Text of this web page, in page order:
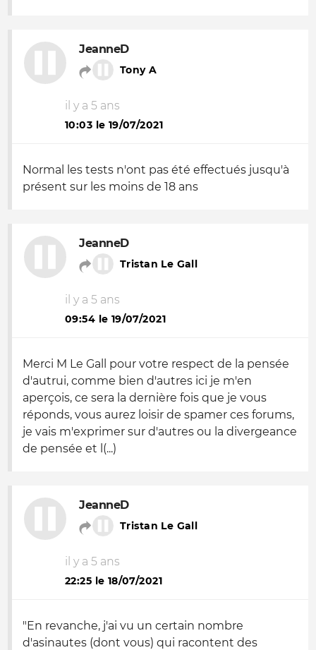
JeanneD
Tony A
il y a 5 ans
10:03 le 19/07/2021
Normal les tests n'ont pas été effectués jusqu'à
présent sur les moins de 18 ans
JeanneD
Tristan Le Gall
il y a 5 ans
09:54 le 19/07/2021
Merci M Le Gall pour votre respect de la pensée
d'autrui, comme bien d'autres ici je m'en
aperçois, ce sera la dernière fois que je vous
réponds, vous aurez loisir de spamer ces forums,
je vais m'exprimer sur d'autres ou la divergeance
de pensée et l(...)
JeanneD
Tristan Le Gall
il y a 5 ans
22:25 le 18/07/2021
"En revanche, j'ai vu un certain nombre
d'asinautes (dont vous) qui racontent des